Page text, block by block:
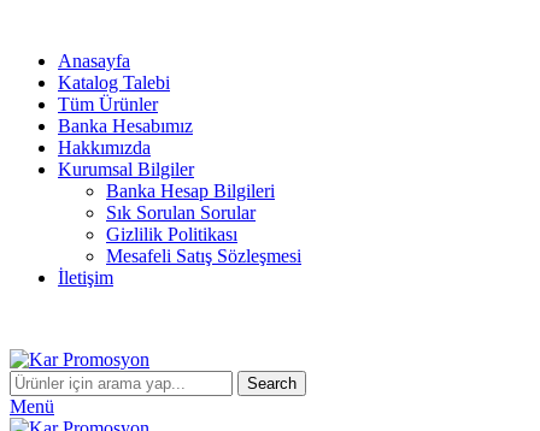
Anasayfa
Katalog Talebi
Tüm Ürünler
Banka Hesabımız
Hakkımızda
Kurumsal Bilgiler
Banka Hesap Bilgileri
Sık Sorulan Sorular
Gizlilik Politikası
Mesafeli Satış Sözleşmesi
İletişim
Search
Menü